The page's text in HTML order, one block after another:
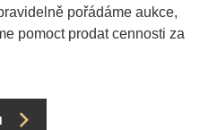
pořádáme aukce,
pomoct prodat cennosti za